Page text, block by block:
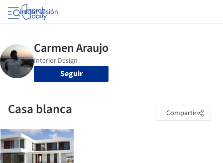
Iniciar sesión
Seguir
Casa blanca Compartir